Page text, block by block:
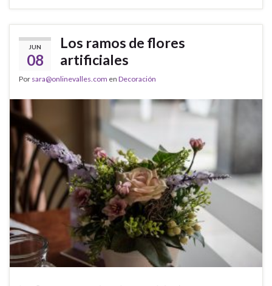
JUN
08
Los ramos de flores
artificiales
Por sara@onlinevalles.com en Decoración